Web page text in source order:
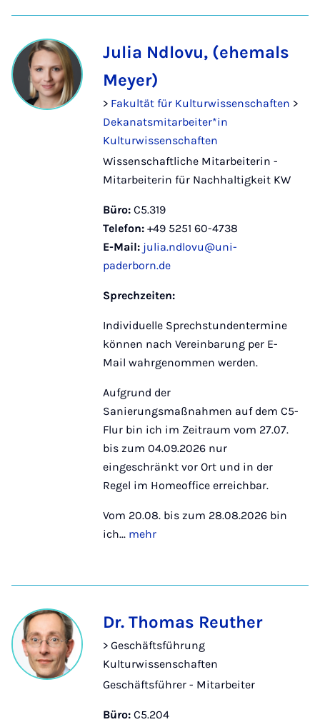
Julia Ndlovu, (ehemals
Meyer)
> Fakultät für Kulturwissenschaften >
Dekanatsmitarbeiter*in
Kulturwissenschaften
Wissenschaftliche Mitarbeiterin -
Mitarbeiterin für Nachhaltigkeit KW
Büro: C5.319
Telefon: +49 5251 60-4738
E-Mail: julia.ndlovu@uni-
paderborn.de
Sprechzeiten:
Individuelle Sprechstundentermine
können nach Vereinbarung per E-
Mail wahrgenommen werden.
Aufgrund der
Sanierungsmaßnahmen auf dem C5-
Flur bin ich im Zeitraum vom 27.07.
bis zum 04.09.2026 nur
eingeschränkt vor Ort und in der
Regel im Homeoffice erreichbar.
Vom 20.08. bis zum 28.08.2026 bin
ich... mehr
Dr. Thomas Reuther
> Geschäftsführung
Kulturwissenschaften
Geschäftsführer - Mitarbeiter
Büro: C5.204